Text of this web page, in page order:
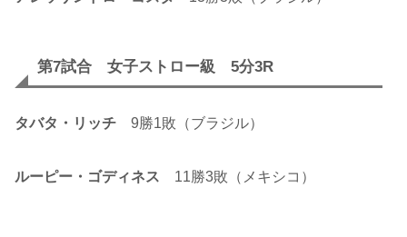
第7試合 女子ストロー級 5分3R
タバタ・リッチ 9勝1敗（ブラジル）
ルーピー・ゴディネス 11勝3敗（メキシコ）